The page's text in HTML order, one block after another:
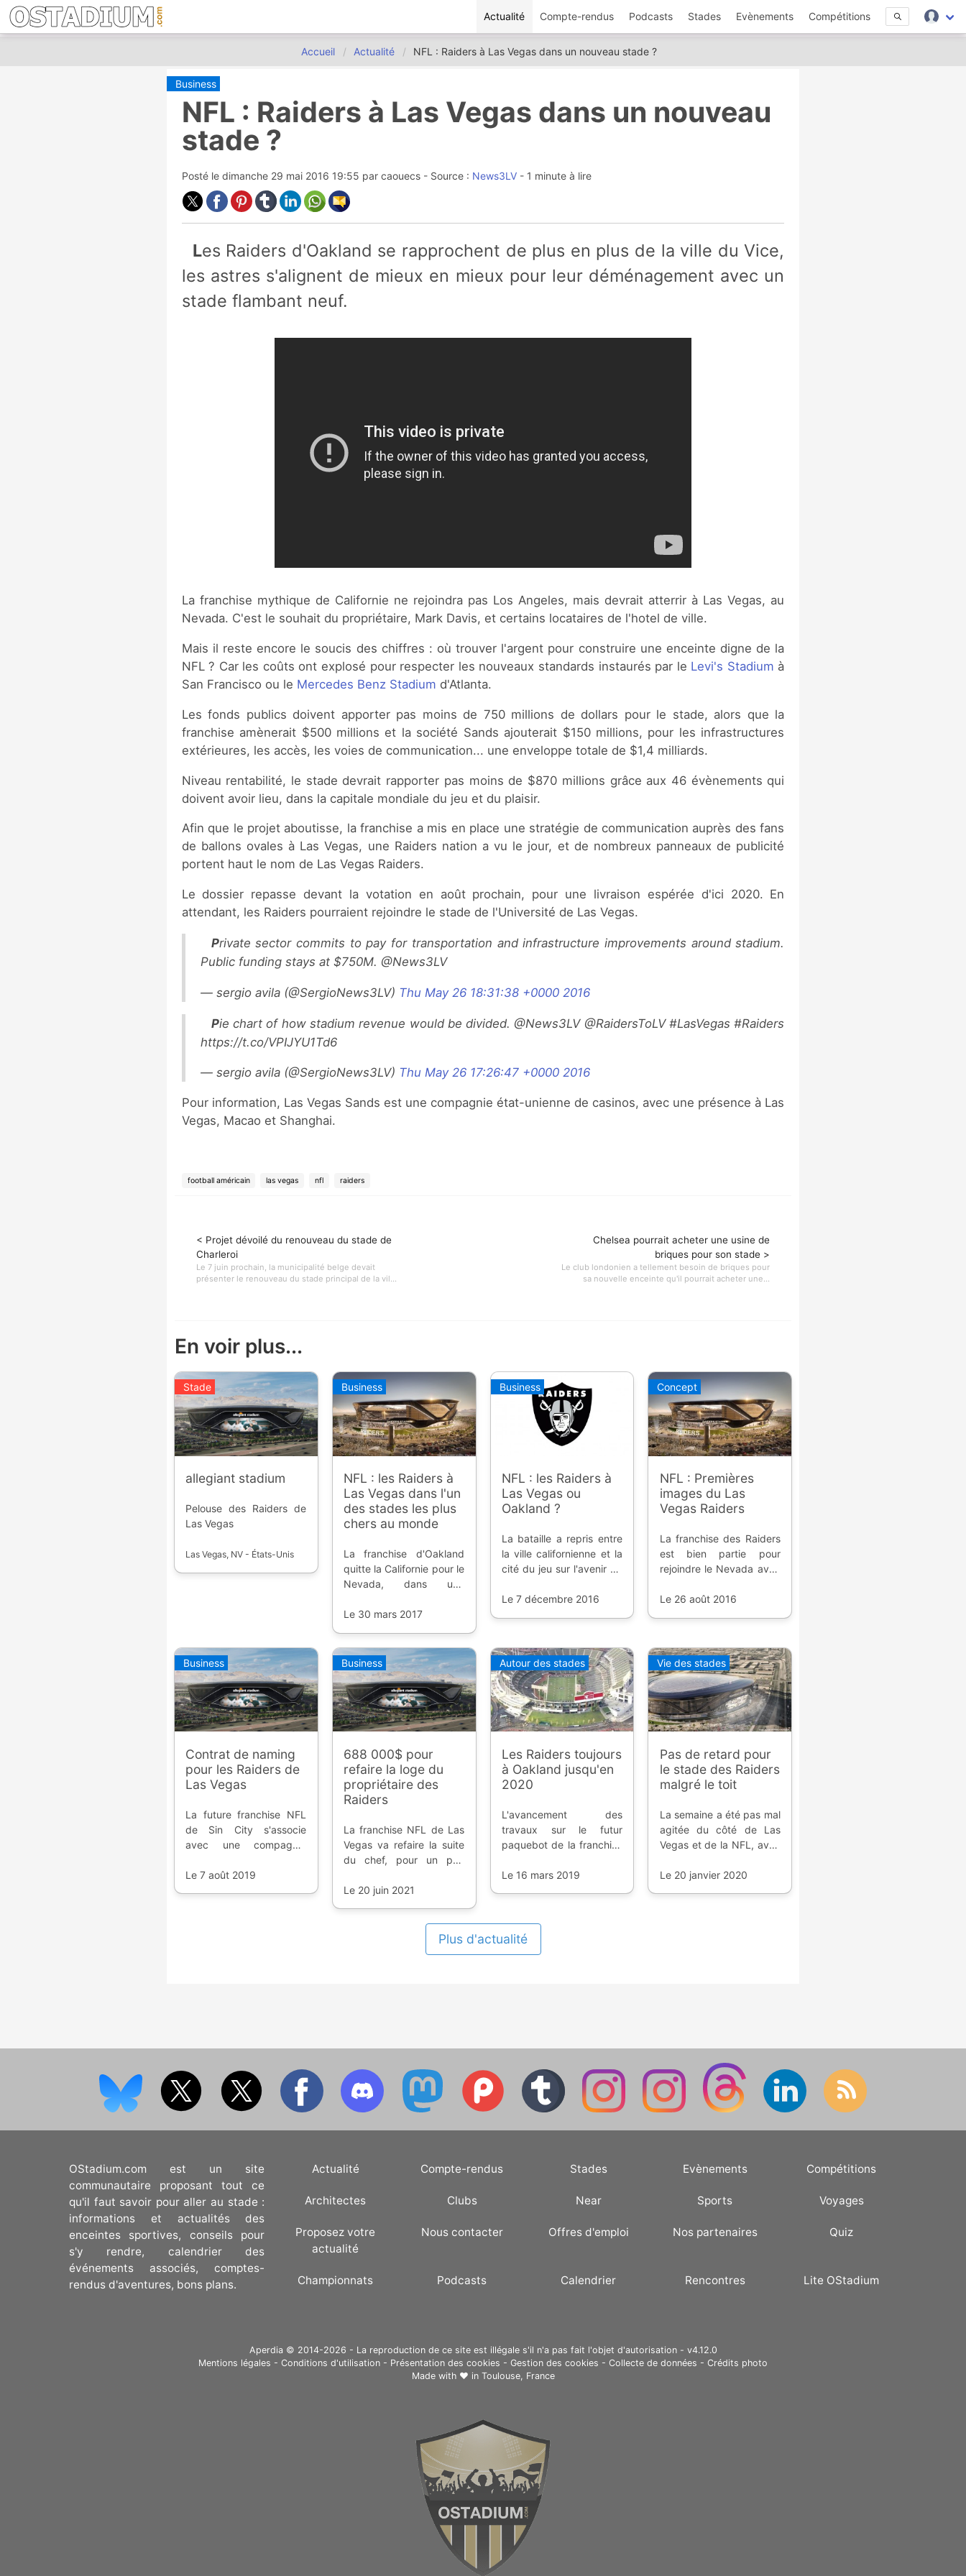
Actualité Compte-rendus Podcasts Stades Evènements Compétitions
Accueil Actualité NFL : Raiders à Las Vegas dans un nouveau stade ?
Business
NFL : Raiders à Las Vegas dans un nouveau
stade ?
Posté le dimanche 29 mai 2016 19:55 par caouecs - Source : News3LV- 1 minute à lire
Les Raiders d'Oakland se rapprochent de plus en plus de la ville du Vice,
les astres s'alignent de mieux en mieux pour leur déménagement avec un
stade flambant neuf.
La franchise mythique de Californie ne rejoindra pas Los Angeles, mais devrait atterrir à Las Vegas, au
Nevada. C'est le souhait du propriétaire, Mark Davis, et certains locataires de l'hotel de ville.
Mais il reste encore le soucis des chiffres : où trouver l'argent pour construire une enceinte digne de la
NFL ? Car les coûts ont explosé pour respecter les nouveaux standards instaurés par le Levi's Stadium à
San Francisco ou le Mercedes Benz Stadium d'Atlanta.
Les fonds publics doivent apporter pas moins de 750 millions de dollars pour le stade, alors que la
franchise amènerait $500 millions et la société Sands ajouterait $150 millions, pour les infrastructures
extérieures, les accès, les voies de communication... une enveloppe totale de $1,4 milliards.
Niveau rentabilité, le stade devrait rapporter pas moins de $870 millions grâce aux 46 évènements qui
doivent avoir lieu, dans la capitale mondiale du jeu et du plaisir.
Afin que le projet aboutisse, la franchise a mis en place une stratégie de communication auprès des fans
de ballons ovales à Las Vegas, une Raiders nation a vu le jour, et de nombreux panneaux de publicité
portent haut le nom de Las Vegas Raiders.
Le dossier repasse devant la votation en août prochain, pour une livraison espérée d'ici 2020. En
attendant, les Raiders pourraient rejoindre le stade de l'Université de Las Vegas.
Private sector commits to pay for transportation and infrastructure improvements around stadium.
Public funding stays at $750M. @News3LV
— sergio avila (@SergioNews3LV) Thu May 26 18:31:38 +0000 2016
Pie chart of how stadium revenue would be divided. @News3LV @RaidersToLV #LasVegas #Raiders
https://t.co/VPIJYU1Td6
— sergio avila (@SergioNews3LV) Thu May 26 17:26:47 +0000 2016
Pour information, Las Vegas Sands est une compagnie état-unienne de casinos, avec une présence à Las
Vegas, Macao et Shanghai.
football américain las vegas nfl raiders
< Projet dévoilé du renouveau du stade de
Charleroi
Le 7 juin prochain, la municipalité belge devait
présenter le renouveau du stade principal de la vil...
Chelsea pourrait acheter une usine de
briques pour son stade >
Le club londonien a tellement besoin de briques pour
sa nouvelle enceinte qu'il pourrait acheter une...
En voir plus...
Stade
allegiant stadium
Pelouse des Raiders de
Las Vegas
Las Vegas, NV - États-Unis
Business
NFL : les Raiders à
Las Vegas dans l'un
des stades les plus
chers au monde
La franchise d'Oakland
quitte la Californie pour le
Nevada, dans une
$1,8 milliards, prête pour
Le 30 mars 2017
Business
NFL : les Raiders à
Las Vegas ou
Oakland ?
La bataille a repris entre
la ville californienne et la
cité du jeu sur l'avenir de
américain ; un projet
Le 7 décembre 2016
Concept
NFL : Premières
images du Las
Vegas Raiders
La franchise des Raiders
est bien partie pour
rejoindre le Nevada avec
stade à 1,9 milliards de
Le 26 août 2016
Business
Contrat de naming
pour les Raiders de
Las Vegas
La future franchise NFL
de Sin City s'associe
avec une compagnie
financier son stade à
Le 7 août 2019
Business
688 000$ pour
refaire la loge du
propriétaire des
Raiders
La franchise NFL de Las
Vegas va refaire la suite
du chef, pour un prix
normal selon l'intéressé.
Le 20 juin 2021
Autour des stades
Les Raiders toujours
à Oakland jusqu'en
2020
L'avancement des
travaux sur le futur
paquebot de la franchise
les Raiders à rester plus
Le 16 mars 2019
Vie des stades
Pas de retard pour
le stade des Raiders
malgré le toit
La semaine a été pas mal
agitée du côté de Las
Vegas et de la NFL, avec
mauvaise nouvelle.
Le 20 janvier 2020
Plus d'actualité
OStadium.com est un site
communautaire proposant tout ce
qu'il faut savoir pour aller au stade :
informations et actualités des
enceintes sportives, conseils pour
s'y rendre, calendrier des
événements associés, comptes-
rendus d'aventures, bons plans.
Actualité Compte-rendus Stades Evènements Compétitions
Architectes Clubs Near Sports Voyages
Proposez votre
actualité
Nous contacter Offres d'emploi Nos partenaires Quiz
Championnats Podcasts Calendrier Rencontres Lite OStadium
Aperdia © 2014-2026 - La reproduction de ce site est illégale s'il n'a pas fait l'objet d'autorisation - v4.12.0
Mentions légales - Conditions d'utilisation - Présentation des cookies - Gestion des cookies - Collecte de données - Crédits photo
Made with ❤ in Toulouse, France